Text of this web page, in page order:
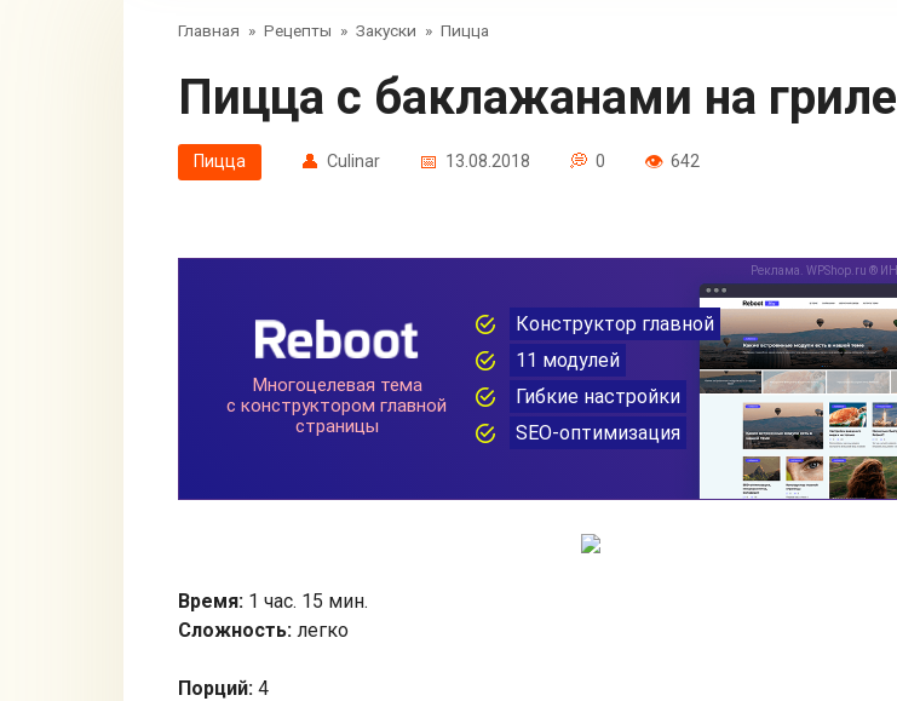
Главная » Рецепты » Закуски » Пицца
Пицца с баклажанами на гриле
Пицца Сulinar 13.08.2018 0 642
Время: 1 час. 15 мин.
Сложность: легко
Порций: 4